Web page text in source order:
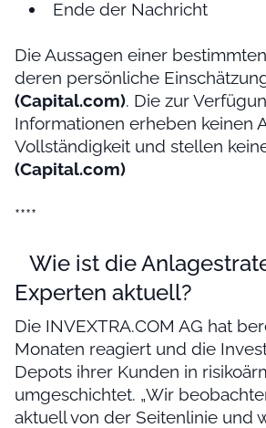
Ende der Nachricht
Die Aussagen einer
deren persönliche
(Capital.com). Die zur
Informationen erheben keinen
Vollständigkeit und stellen
(Capital.com)
****
Wie ist die
Experten aktuell?
Die INVEXTRA.COM AG hat
Monaten reagiert und die
Depots ihrer Kunden in
umgeschichtet. „Wir
aktuell von der Seitenlinie und